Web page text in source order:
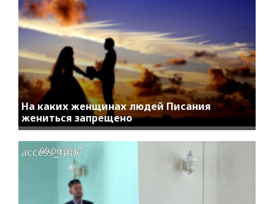
На каких женщинах людей Писания
жениться запрещено
access_time
09.06.2017